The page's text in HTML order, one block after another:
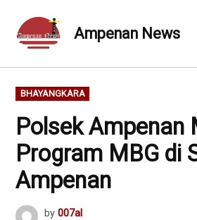
content
Ampenan News
POSTED
IN
BHAYANGKARA
Polsek Ampenan
Program MBG di
Ampenan
by 007al